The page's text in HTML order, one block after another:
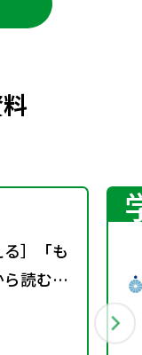
る］「も
読む」
事典か
の入り